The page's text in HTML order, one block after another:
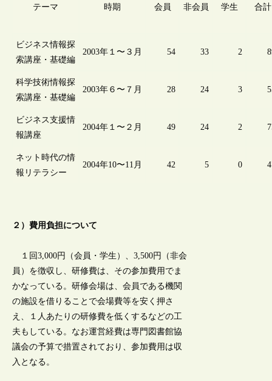
テーマ 時期 会員 非会員 学生 合計
ビジネス情報探
索講座・基礎編
2003年１〜３月 54 33 2
科学技術情報探
索講座・基礎編
2003年６〜７月 28 24 3
ビジネス支援情
報講座
2004年１〜２月 49 24 2
ネット時代の情
報リテラシー
2004年10〜11月 42 5 0
２）費用負担について
１回3,000円（会員・学生）、3,500円（非会
員）を徴収し、研修費は、その参加費用でま
かなっている。研修会場は、会員である機関
の施設を借りることで会場費等を安く押さ
え、１人あたりの研修費を低くするなどの工
夫もしている。なお運営経費は専門図書館協
議会の予算で措置されており、参加費用は収
入となる。